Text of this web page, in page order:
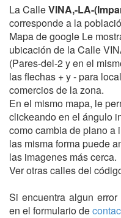
La CalleVINA,-LA-
corresponde a la
Mapa de google Le
ubicación de la Calle
(Pares-del-2 y en el
las flechas + y - para
comercios de la zona.
En el mismo mapa, le
clickeando en el ángulo
como cambia de plano a
las misma forma puede
las imagenes más cerca.
Ver otras calles del
Si encuentra algun
en el formulario de